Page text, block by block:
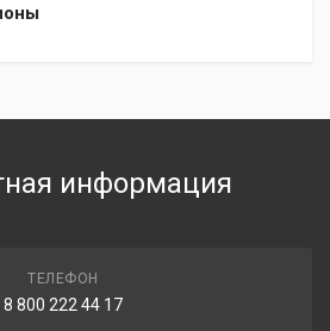
информация
ТЕЛЕФОН
8 800 222 44 17